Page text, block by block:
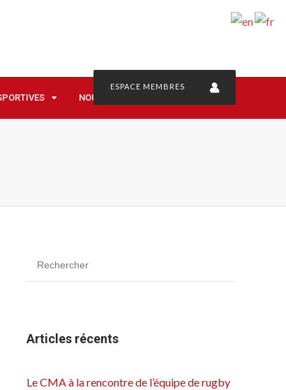
ESPACE MEMBRES
NOUS CONTACTER
Articles récents
Le CMA à la rencontre de l’équipe de rugby